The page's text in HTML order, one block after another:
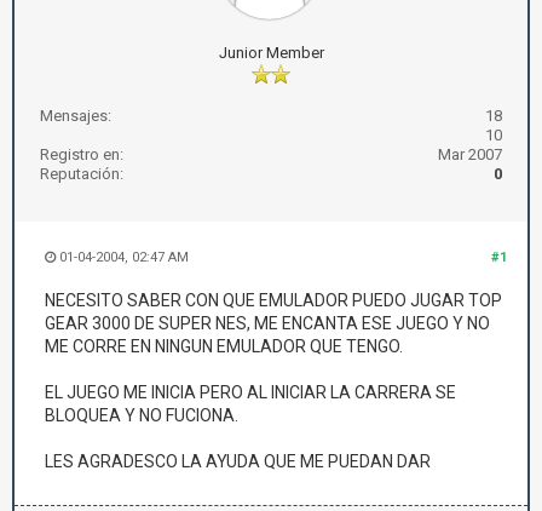
Junior Member
Mensajes:
18
10
Registro en:
Mar 2007
Reputación:
0
#1
01-04-2004, 02:47 AM
NECESITO SABER CON QUE EMULADOR PUEDO JUGAR TOP
GEAR 3000 DE SUPER NES, ME ENCANTA ESE JUEGO Y NO
ME CORRE EN NINGUN EMULADOR QUE TENGO.
EL JUEGO ME INICIA PERO AL INICIAR LA CARRERA SE
BLOQUEA Y NO FUCIONA.
LES AGRADESCO LA AYUDA QUE ME PUEDAN DAR